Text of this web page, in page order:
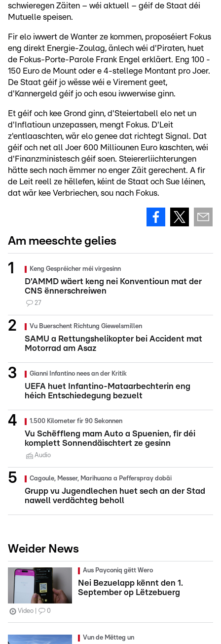
schwieregen Zäiten – wéi aktuell – géif de Staat déi
Mutuelle speisen.
Fir elo iwwert de Wanter ze kommen, proposéiert Fokus
eng direkt Energie-Zoulag, änlech wéi d'Piraten, huet
de Fokus-Porte-Parole Frank Engel erkläert. Eng 100 -
150 Euro de Mount oder e 4-stellege Montant pro Joer.
De Staat géif jo wësse wéi e Virement geet,
d'Kannergeld géif jo och esou iwwerwise ginn.
Et géif och kee Grond ginn, d'Steiertabell elo net un
d'Inflatioun unzepassen, mengt Fokus. D'Leit
z'entlaaschten, wär elo genee dat richtegt Signal. Dat
géif och net all Joer 600 Milliounen Euro kaschten, wéi
d'Finanzministesch géif soen. Steiererliichterungen
hätte sech nach ëmmer no enger Zäit gerechent. A fir
de Leit reell ze hëllefen, kéint de Staat och Sue léinen,
dat wär kee Verbriechen, sou nach Fokus.
Am meeschte gelies
Keng Gespréicher méi virgesinn
D'AMMD wäert keng nei Konventioun mat der
CNS ënnerschreiwen
27
Vu Buerschent Richtung Giewelsmillen
SAMU a Rettungshelikopter bei Accident mat
Motorrad am Asaz
Gianni Infantino nees an der Kritik
UEFA huet Infantino-Mataarbechterin eng
héich Entschiedegung bezuelt
1.500 Kilometer fir 90 Sekonnen
Vu Schëffleng mam Auto a Spuenien, fir déi
komplett Sonnendäischtert ze gesinn
Audio
Cagoule, Messer, Marihuana a Pefferspray dobäi
Grupp vu Jugendlechen huet sech an der Stad
nawell verdächteg beholl
Weider News
Aus Payconiq gëtt Wero
Nei Bezuelapp kënnt den 1.
September op Lëtzebuerg
Video 0
Vun de Mëtteg un